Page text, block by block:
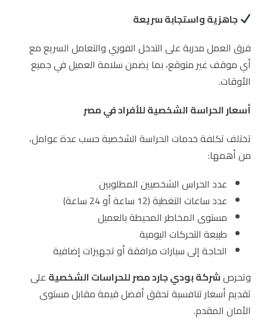
جاهزية واستجابة سريعة
فرق العمل مدربة على التدخل الفوري والتعامل السريع مع
أي موقف غير متوقع، بما يضمن سلامة العميل في جميع
الأوقات.
أسعار الحراسة الشخصية للأفراد في مصر
تختلف تكلفة خدمات الحراسة الشخصية حسب عدة عوامل،
من أهمها:
عدد الحراس الشخصيين المطلوبين
عدد ساعات التغطية (12 ساعة أو 24 ساعة)
مستوى المخاطر المحيطة بالعميل
طبيعة التحركات اليومية
الحاجة إلى سيارات مرافقة أو تجهيزات إضافية
وتحرصشركة بودي جارد مصر للحراسات الشخصية على
تقديم أسعار تنافسية تحقق أفضل قيمة مقابل مستوى
الأمان المقدم.